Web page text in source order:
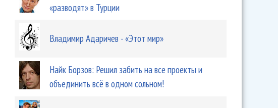
«разводят» в Турции
Владимир Адаричев - «Этот мир»
Найк Борзов: Решил забить на все проекты и
объединить всё в одном сольном!